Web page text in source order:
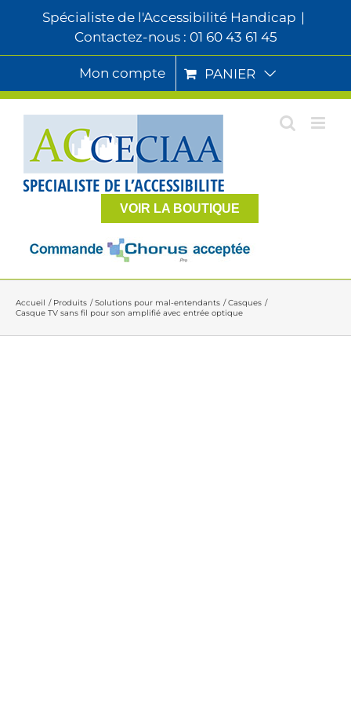
Spécialiste de l'Accessibilité Handicap |
Contactez-nous : 01 60 43 61 45
Mon compte PANIER
VOIR LA BOUTIQUE
Accueil Produits Solutions pour mal-entendants
Casques
Casque TV sans fil pour son amplifié avec entrée optique